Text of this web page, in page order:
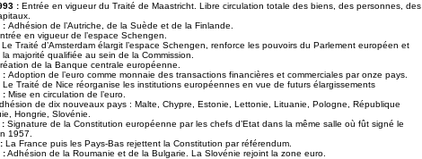
: Entrée en vigueur du Traité de Maastricht. Libre circulation totale des biens, des personnes, des
: Adhésion de l’Autriche, de la Suède et de la Finlande.
en vigueur de l’espace Schengen.
Le Traité d’Amsterdam élargit l’espace Schengen, renforce les pouvoirs du Parlement européen et
majorité qualifiée au sein de la Commission.
de la Banque centrale européenne.
: Adoption de l’euro comme monnaie des transactions financières et commerciales par onze pays.
Le Traité de Nice réorganise les institutions européennes en vue de futurs élargissements
: Mise en circulation de l’euro.
de dix nouveaux pays : Malte, Chypre, Estonie, Lettonie, Lituanie, Pologne, République
Hongrie, Slovénie.
: Signature de la Constitution européenne par les chefs d’Etat dans la même salle où fût signé le
1957.
La France puis les Pays-Bas rejettent la Constitution par référendum.
:Adhésion de la Roumanie et de la Bulgarie. La Slovénie rejoint la zone euro.